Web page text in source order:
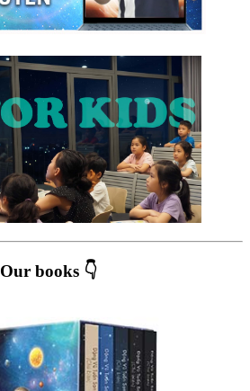
Our books 👇